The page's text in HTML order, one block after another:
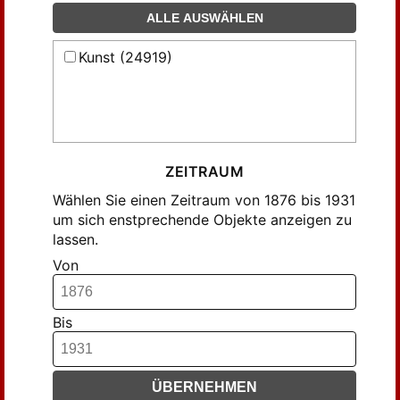
Geyer, Christian (47)
Gr., G. (115)
Graf, Hugo (89)
Gronau, Georg (89)
Guyer, S. (77)
Gümbel, Alb. (42)
Gümbel, Albert (639)
Habicht, V. C. (94)
Haendcke, Berthold (168)
Haseloff, Arthur (78)
Hedicke, Robert (40)
Hell, Hans (85)
ALLE AUSWÄHLEN
Kunst (24919)
ZEITRAUM
Wählen Sie einen Zeitraum von 1876 bis 1931
um sich enstprechende Objekte anzeigen zu
lassen.
Von
Bis
ÜBERNEHMEN